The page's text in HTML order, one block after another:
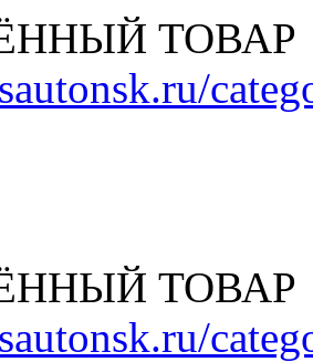
ТОВАР
ТОВАР